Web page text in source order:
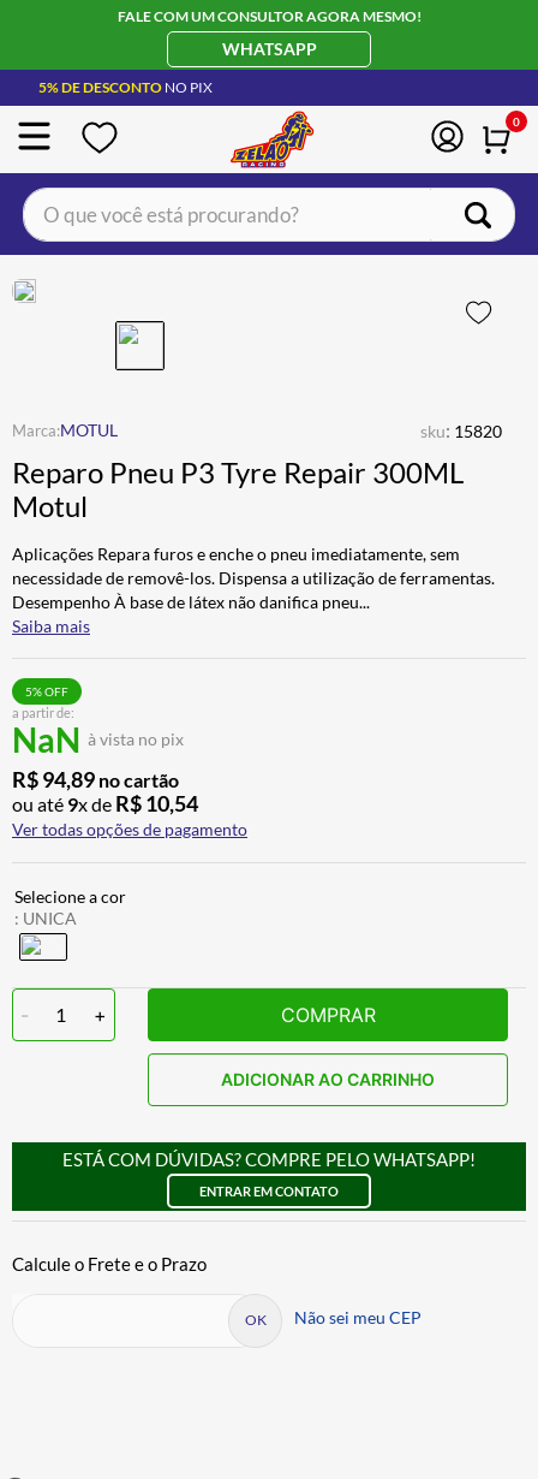
FALE COM UM CONSULTOR AGORA MESMO!
WHATSAPP
5% DE DESCONTO NO PIX
0
O que você está procurando?
MOTUL sku: 15820
Reparo Pneu P3 Tyre Repair 300ML
Motul
Aplicações Repara furos e enche o pneu imediatamente, sem
necessidade de removê-los. Dispensa a utilização de ferramentas.
Desempenho À base de látex não danifica pneu...
Saiba mais
a partir de:
NaN à vista no pix
5% OFF
R$94,89 no cartão
ou até 9x de R$10,54
Ver todas opções de pagamento
: UNICA
- 1 + COMPRAR
ADICIONAR AO CARRINHO
ESTÁ COM DÚVIDAS? COMPRE PELO WHATSAPP!
ENTRAR EM CONTATO
Não sei meu CEP
BOTA
4º ÓCULOS SOLAR
5º LUVA
6º ALPINESTAR
7º BAU
8º CALÇA
9º AIROH
10º